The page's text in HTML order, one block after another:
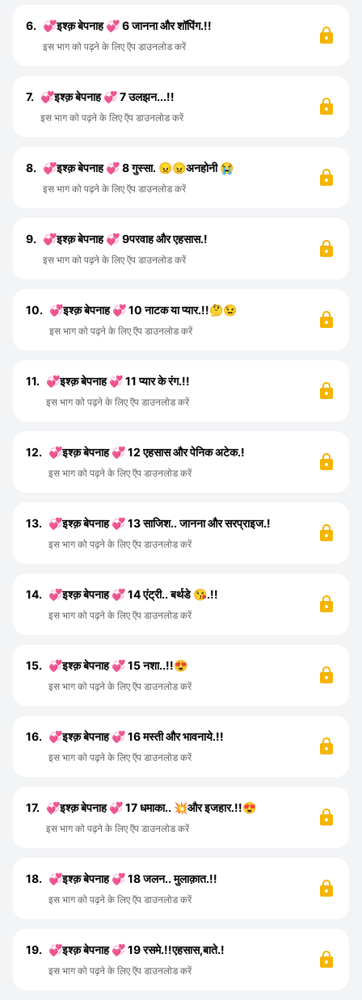
6. 💞इश्क़ बेपनाह 💞 6 जानना और शॉपिंग.!!
इस भाग को पढ़ने के लिए ऍप डाउनलोड करें
7. 💞इश्क़ बेपनाह 💞 7 उलझन...!!
इस भाग को पढ़ने के लिए ऍप डाउनलोड करें
8. 💞इश्क़ बेपनाह 💞 8 गुस्सा. 😠😠अनहोनी 😭
इस भाग को पढ़ने के लिए ऍप डाउनलोड करें
9. 💞इश्क़ बेपनाह 💞 9परवाह और एहसास.!
इस भाग को पढ़ने के लिए ऍप डाउनलोड करें
10. 💞इश्क़ बेपनाह 💞 10 नाटक या प्यार.!!🤔😉
इस भाग को पढ़ने के लिए ऍप डाउनलोड करें
11. 💞इश्क़ बेपनाह 💞 11 प्यार के रंग.!!
इस भाग को पढ़ने के लिए ऍप डाउनलोड करें
12. 💞इश्क़ बेपनाह 💞 12 एहसास और पेनिक अटेक.!
इस भाग को पढ़ने के लिए ऍप डाउनलोड करें
13. 💞इश्क़ बेपनाह 💞 13 साजिश.. जानना और सरप्राइज.!
इस भाग को पढ़ने के लिए ऍप डाउनलोड करें
14. 💞इश्क़ बेपनाह 💞 14 एंट्री.. बर्थडे 😘.!!
इस भाग को पढ़ने के लिए ऍप डाउनलोड करें
15. 💞इश्क़ बेपनाह 💞 15 नशा..!!😍
इस भाग को पढ़ने के लिए ऍप डाउनलोड करें
16. 💞इश्क़ बेपनाह 💞 16 मस्ती और भावनाये.!!
इस भाग को पढ़ने के लिए ऍप डाउनलोड करें
17. 💞इश्क़ बेपनाह 💞 17 धमाका.. 💥और इजहार.!!😍
इस भाग को पढ़ने के लिए ऍप डाउनलोड करें
18. 💞इश्क़ बेपनाह 💞 18 जलन.. मुलाक़ात.!!
इस भाग को पढ़ने के लिए ऍप डाउनलोड करें
19. 💞इश्क़ बेपनाह 💞 19 रसमे.!!एहसास,बाते.!
इस भाग को पढ़ने के लिए ऍप डाउनलोड करें